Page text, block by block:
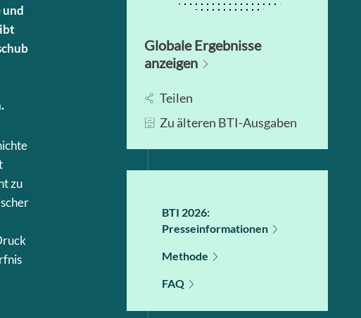
und
zu
Globale Ergebnisse
anzeigen
Teilen
Zu älteren BTI-Ausgaben
BTI 2026:
Presseinformationen
Methode
FAQ